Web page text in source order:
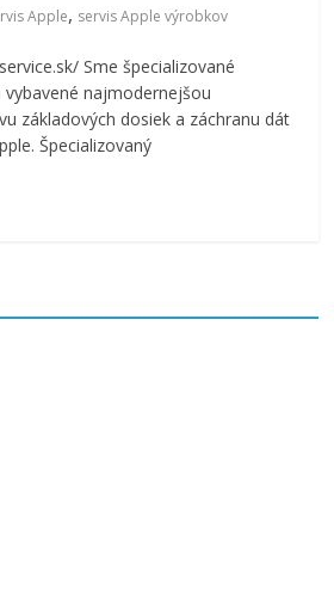
Apple, servis Apple výrobkov
Sme špecializované
najmodernejšou
základových dosiek a záchranu dát
Špecializovaný